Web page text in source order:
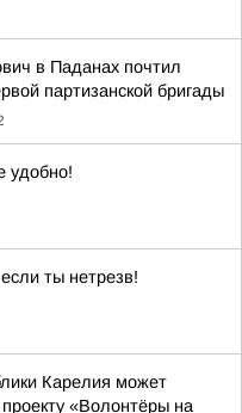
в Паданах почтил
партизанской бригады
удобно!
ты нетрезв!
Карелия может
«Волонтёры на